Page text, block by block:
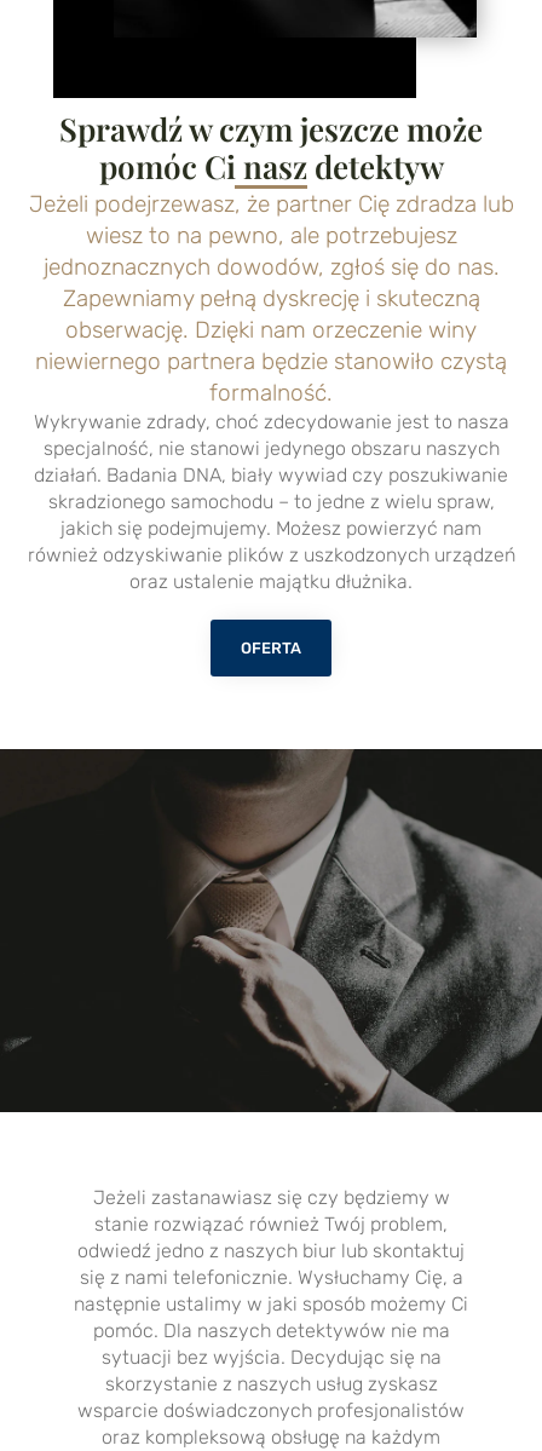
Sprawdź w czym jeszcze może
pomóc Ci nasz detektyw
Jeżeli podejrzewasz, że partner Cię zdradza lub
wiesz to na pewno, ale potrzebujesz
jednoznacznych dowodów, zgłoś się do nas.
Zapewniamy pełną dyskrecję i skuteczną
obserwację. Dzięki nam orzeczenie winy
niewiernego partnera będzie stanowiło czystą
formalność.
Wykrywanie zdrady, choć zdecydowanie jest to nasza
specjalność, nie stanowi jedynego obszaru naszych
działań. Badania DNA, biały wywiad czy poszukiwanie
skradzionego samochodu – to jedne z wielu spraw,
jakich się podejmujemy. Możesz powierzyć nam
również odzyskiwanie plików z uszkodzonych urządzeń
oraz ustalenie majątku dłużnika.
OFERTA
Jeżeli zastanawiasz się czy będziemy w
stanie rozwiązać również Twój problem,
odwiedź jedno z naszych biur lub skontaktuj
się z nami telefonicznie. Wysłuchamy Cię, a
następnie ustalimy w jaki sposób możemy Ci
pomóc. Dla naszych detektywów nie ma
sytuacji bez wyjścia. Decydując się na
skorzystanie z naszych usług zyskasz
wsparcie doświadczonych profesjonalistów
oraz kompleksową obsługę na każdym